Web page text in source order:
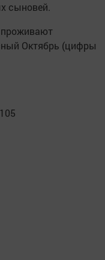
сыновей.
проживают
Октябрь (цифры